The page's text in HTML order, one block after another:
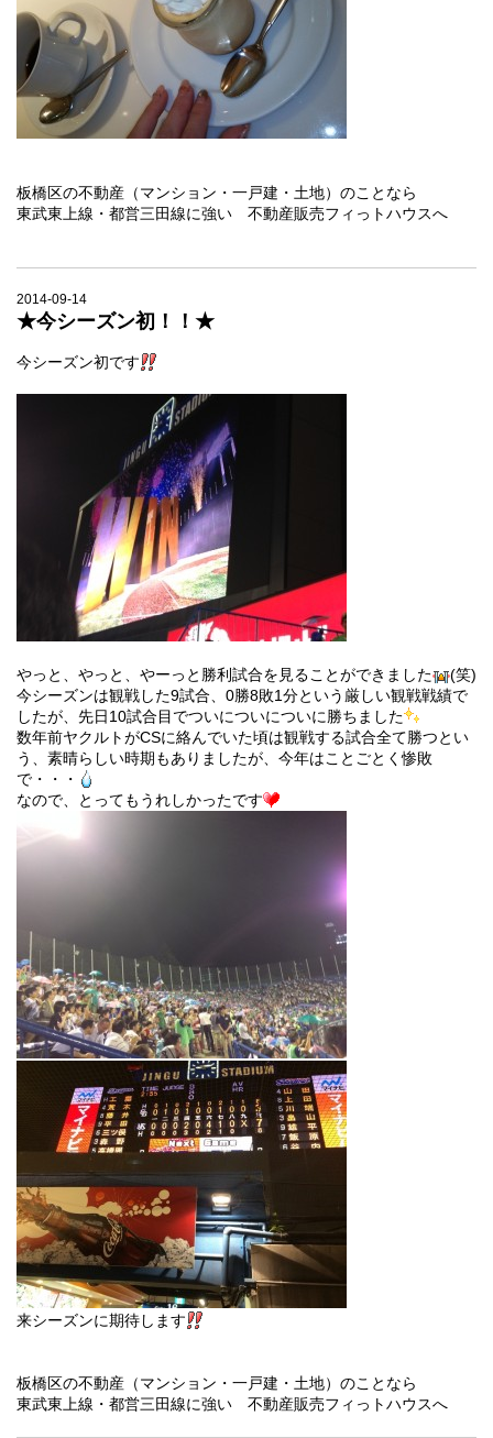
板橋区の不動産（マンション・一戸建・土地）のことなら
東武東上線・都営三田線に強い 不動産販売フィっトハウスへ
2014-09-14
★今シーズン初！！★
今シーズン初です
やっと、やっと、やーっと勝利試合を見ることができました
(笑)
今シーズンは観戦した9試合、0勝8敗1分という厳しい観戦戦績で
したが、先日10試合目でついについについに勝ちました
数年前ヤクルトがCSに絡んでいた頃は観戦する試合全て勝つとい
う、素晴らしい時期もありましたが、今年はことごとく惨敗
で・・・
なので、とってもうれしかったです
来シーズンに期待します
板橋区の不動産（マンション・一戸建・土地）のことなら
東武東上線・都営三田線に強い 不動産販売フィっトハウスへ